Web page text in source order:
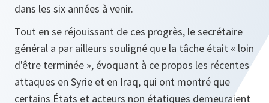
dans les six années à venir.
Tout en se réjouissant de ces progrès, le secrétaire
général a par ailleurs souligné que la tâche était « loin
d'être terminée », évoquant à ce propos les récentes
attaques en Syrie et en Iraq, qui ont montré que
certains États et acteurs non étatiques demeuraient